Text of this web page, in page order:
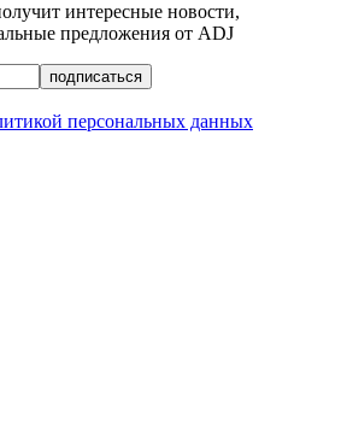
интересные новости,
предложения от ADJ
подписаться
персональных данных